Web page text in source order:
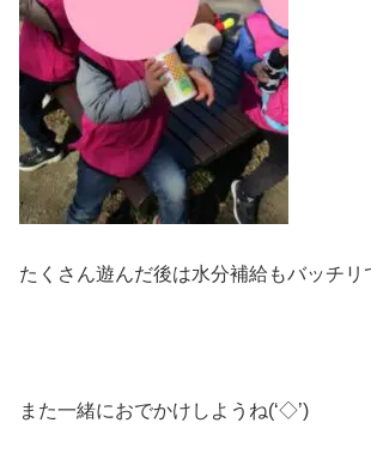
たくさん遊んだ後は水分補給もバッチリ
また一緒におでかけしようね(‘◇’)ゞ